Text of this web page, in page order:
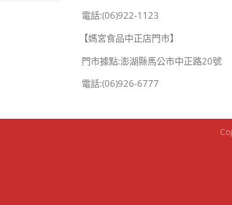
電話:(06)922-1123
【媽宮食品中正店門市】
門市據點:澎湖縣馬公市中正路20號
電話:(06)926-6777